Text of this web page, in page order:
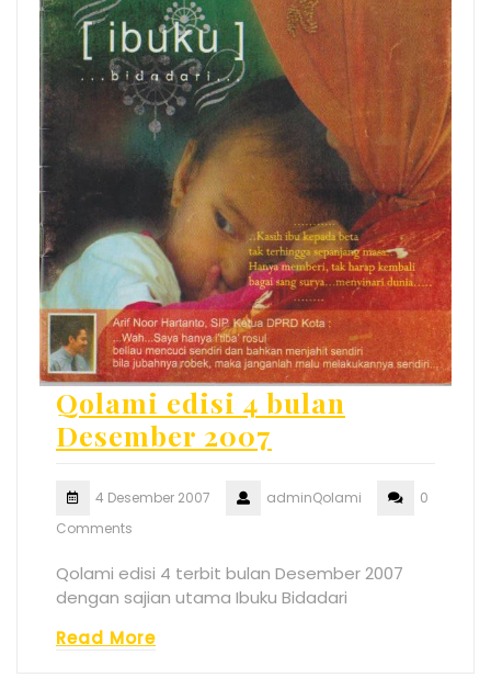
Qolami edisi 4 bulan
Desember 2007
4 Desember 2007 adminQolami
0
Comments
Qolami edisi 4 terbit bulan Desember 2007
dengan sajian utama Ibuku Bidadari
Read More